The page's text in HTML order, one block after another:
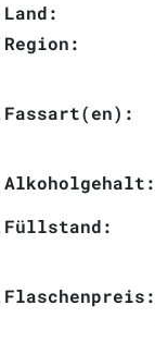
Land:
Region:
Fassart(en):
Alkoholgehalt:
Füllstand:
Flaschenpreis: